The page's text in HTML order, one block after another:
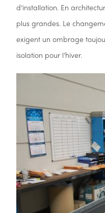
d’installation. En
plus grandes. Le
exigent un ombrage
isolation pour l’hiver.